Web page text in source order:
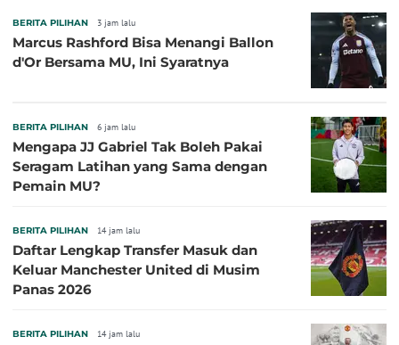
BERITA PILIHAN 3 jam lalu
Marcus Rashford Bisa Menangi Ballon
d'Or Bersama MU, Ini Syaratnya
BERITA PILIHAN 6 jam lalu
Mengapa JJ Gabriel Tak Boleh Pakai
Seragam Latihan yang Sama dengan
Pemain MU?
BERITA PILIHAN 14 jam lalu
Daftar Lengkap Transfer Masuk dan
Keluar Manchester United di Musim
Panas 2026
BERITA PILIHAN 14 jam lalu